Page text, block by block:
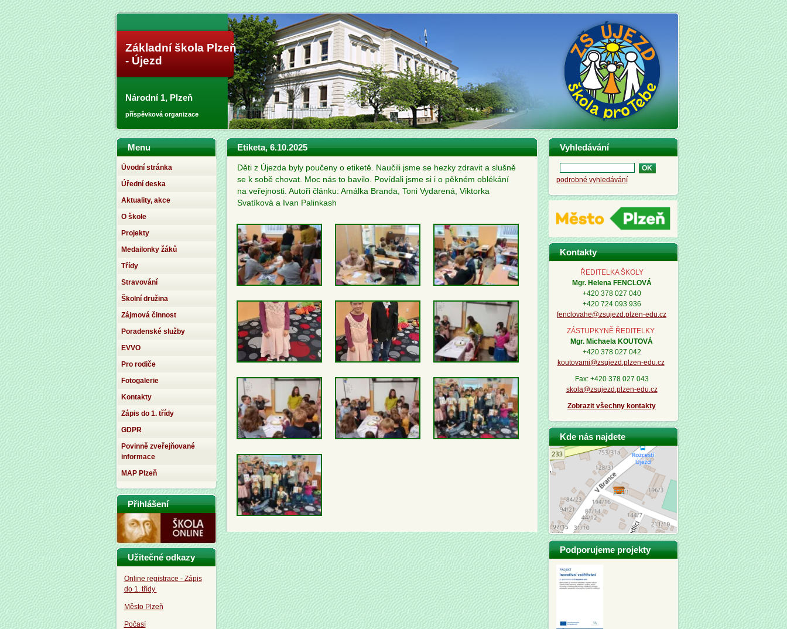
Základní škola Plzeň
- Újezd
Národní 1, Plzeň
příspěvková organizace
Vyhledávání
podrobné vyhledávání
Kontakty
ŘEDITELKA ŠKOLY
Mgr. Helena FENCLOVÁ
+420 378 027 040
+420 724 093 936
fenclovahe@zsujezd.plzen-edu.cz
ZÁSTUPKYNĚ ŘEDITELKY
Mgr. Michaela KOUTOVÁ
+420 378 027 042
koutovami@zsujezd.plzen-edu.cz
Fax: +420 378 027 043
skola@zsujezd.plzen-edu.cz
Zobrazit všechny kontakty
Kde nás najdete
Podporujeme projekty
Etiketa, 6.10.2025
Děti z Újezda byly poučeny o etiketě. Naučili jsme se hezky zdravit a slušně
se k sobě chovat. Moc nás to bavilo. Povídali jsme si i o pěkném oblékání
na veřejnosti. Autoři článku: Amálka Branda, Toni Vydarená, Viktorka
Svatíková a Ivan Palinkash
Menu
Úvodní stránka
Úřední deska
Aktuality, akce
O škole
Projekty
Medailonky žáků
Třídy
Stravování
Školní družina
Zájmová činnost
Poradenské služby
EVVO
Pro rodiče
Fotogalerie
Kontakty
Zápis do 1. třídy
GDPR
Povinně zveřejňované
informace
MAP Plzeň
Přihlášení
Užitečné odkazy
Online registrace - Zápis
do 1. třídy
Město Plzeň
Počasí